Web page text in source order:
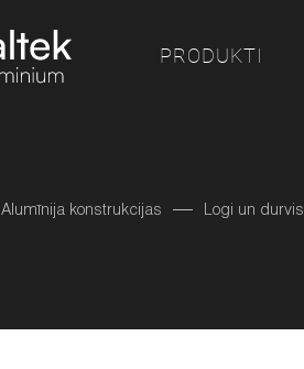
PRODUKTI
Alumīnija konstrukcijas Logi un durvis